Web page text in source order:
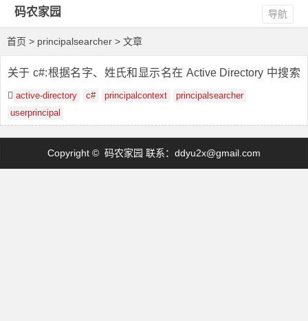
码农家园 导航
首页 > principalsearcher > 文章
关于 c#:根据名字、姓氏和显示名在 Active Directory 中搜索
用户
active-directory c# principalcontext
principalsearcher
userprincipal
Copyright © 码农家园 联系： ddyu2x@gmail.com